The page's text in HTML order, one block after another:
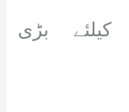
بڑی